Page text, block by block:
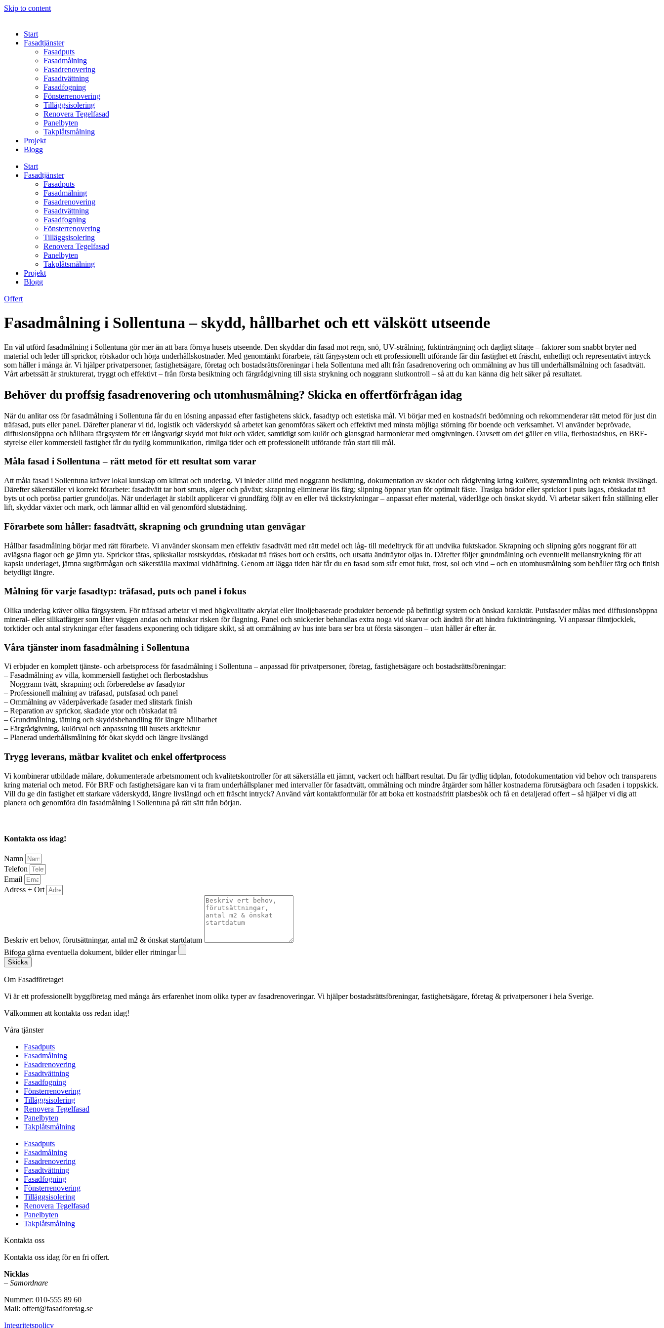
Skip to content
Start
Fasadtjänster
Fasadputs
Fasadmålning
Fasadrenovering
Fasadtvättning
Fasadfogning
Fönsterrenovering
Tilläggsisolering
Renovera Tegelfasad
Panelbyten
Takplåtsmålning
Projekt
Blogg
Start
Fasadtjänster
Fasadputs
Fasadmålning
Fasadrenovering
Fasadtvättning
Fasadfogning
Fönsterrenovering
Tilläggsisolering
Renovera Tegelfasad
Panelbyten
Takplåtsmålning
Projekt
Blogg
Offert
Fasadmålning i Sollentuna – skydd, hållbarhet och ett välskött utseende
En väl utförd fasadmålning i Sollentuna gör mer än att bara förnya husets utseende. Den skyddar din fasad mot regn, snö, UV-strålning, fuktinträngning och dagligt slitage – faktorer som snabbt bryter ned
material och leder till sprickor, rötskador och höga underhållskostnader. Med genomtänkt förarbete, rätt färgsystem och ett professionellt utförande får din fastighet ett fräscht, enhetligt och representativt intryck
som håller i många år. Vi hjälper privatpersoner, fastighetsägare, företag och bostadsrättsföreningar i hela Sollentuna med allt från fasadrenovering och ommålning av hus till underhållsmålning och fasadtvätt.
Vårt arbetssätt är strukturerat, tryggt och effektivt – från första besiktning och färgrådgivning till sista strykning och noggrann slutkontroll – så att du kan känna dig helt säker på resultatet.
Behöver du proffsig fasadrenovering och utomhusmålning? Skicka en offertförfrågan idag
När du anlitar oss för fasadmålning i Sollentuna får du en lösning anpassad efter fastighetens skick, fasadtyp och estetiska mål. Vi börjar med en kostnadsfri bedömning och rekommenderar rätt metod för just din
träfasad, puts eller panel. Därefter planerar vi tid, logistik och väderskydd så arbetet kan genomföras säkert och effektivt med minsta möjliga störning för boende och verksamhet. Vi använder beprövade,
diffusionsöppna och hållbara färgsystem för ett långvarigt skydd mot fukt och väder, samtidigt som kulör och glansgrad harmonierar med omgivningen. Oavsett om det gäller en villa, flerbostadshus, en BRF-
styrelse eller kommersiell fastighet får du tydlig kommunikation, rimliga tider och ett professionellt utförande från start till mål.
Måla fasad i Sollentuna – rätt metod för ett resultat som varar
Att måla fasad i Sollentuna kräver lokal kunskap om klimat och underlag. Vi inleder alltid med noggrann besiktning, dokumentation av skador och rådgivning kring kulörer, systemmålning och teknisk livslängd.
Därefter säkerställer vi korrekt förarbete: fasadtvätt tar bort smuts, alger och påväxt; skrapning eliminerar lös färg; slipning öppnar ytan för optimalt fäste. Trasiga brädor eller sprickor i puts lagas, rötskadat trä
byts ut och porösa partier grundoljas. När underlaget är stabilt applicerar vi grundfärg följt av en eller två täckstrykningar – anpassat efter material, väderläge och önskat skydd. Vi arbetar säkert från ställning eller
lift, skyddar växter och mark, och lämnar alltid en väl genomförd slutstädning.
Förarbete som håller: fasadtvätt, skrapning och grundning utan genvägar
Hållbar fasadmålning börjar med rätt förarbete. Vi använder skonsam men effektiv fasadtvätt med rätt medel och låg- till medeltryck för att undvika fuktskador. Skrapning och slipning görs noggrant för att
avlägsna flagor och ge jämn yta. Sprickor tätas, spikskallar rostskyddas, rötskadat trä fräses bort och ersätts, och utsatta ändträytor oljas in. Därefter följer grundmålning och eventuellt mellanstrykning för att
kapsla underlaget, jämna sugförmågan och säkerställa maximal vidhäftning. Genom att lägga tiden här får du en fasad som står emot fukt, frost, sol och vind – och en utomhusmålning som behåller färg och finish
betydligt längre.
Målning för varje fasadtyp: träfasad, puts och panel i fokus
Olika underlag kräver olika färgsystem. För träfasad arbetar vi med högkvalitativ akrylat eller linoljebaserade produkter beroende på befintligt system och önskad karaktär. Putsfasader målas med diffusionsöppna
mineral- eller silikatfärger som låter väggen andas och minskar risken för flagning. Panel och snickerier behandlas extra noga vid skarvar och ändträ för att hindra fuktinträngning. Vi anpassar filmtjocklek,
torktider och antal strykningar efter fasadens exponering och tidigare skikt, så att ommålning av hus inte bara ser bra ut första säsongen – utan håller år efter år.
Våra tjänster inom fasadmålning i Sollentuna
Vi erbjuder en komplett tjänste- och arbetsprocess för fasadmålning i Sollentuna – anpassad för privatpersoner, företag, fastighetsägare och bostadsrättsföreningar:
– Fasadmålning av villa, kommersiell fastighet och flerbostadshus
– Noggrann tvätt, skrapning och förberedelse av fasadytor
– Professionell målning av träfasad, putsfasad och panel
– Ommålning av väderpåverkade fasader med slitstark finish
– Reparation av sprickor, skadade ytor och rötskadat trä
– Grundmålning, tätning och skyddsbehandling för längre hållbarhet
– Färgrådgivning, kulörval och anpassning till husets arkitektur
– Planerad underhållsmålning för ökat skydd och längre livslängd
Trygg leverans, mätbar kvalitet och enkel offertprocess
Vi kombinerar utbildade målare, dokumenterade arbetsmoment och kvalitetskontroller för att säkerställa ett jämnt, vackert och hållbart resultat. Du får tydlig tidplan, fotodokumentation vid behov och transparens
kring material och metod. För BRF och fastighetsägare kan vi ta fram underhållsplaner med intervaller för fasadtvätt, ommålning och mindre åtgärder som håller kostnaderna förutsägbara och fasaden i toppskick.
Vill du ge din fastighet ett starkare väderskydd, längre livslängd och ett fräscht intryck? Använd vårt kontaktformulär för att boka ett kostnadsfritt platsbesök och få en detaljerad offert – så hjälper vi dig att
planera och genomföra din fasadmålning i Sollentuna på rätt sätt från början.
Kontakta oss idag!
Namn
Telefon
Email
Adress + Ort
Beskriv ert behov, förutsättningar, antal m2 & önskat startdatum
Bifoga gärna eventuella dokument, bilder eller ritningar
Skicka
Om Fasadföretaget
Vi är ett professionellt byggföretag med många års erfarenhet inom olika typer av fasadrenoveringar. Vi hjälper bostadsrättsföreningar, fastighetsägare, företag & privatpersoner i hela Sverige.
Välkommen att kontakta oss redan idag!
Våra tjänster
Fasadputs
Fasadmålning
Fasadrenovering
Fasadtvättning
Fasadfogning
Fönsterrenovering
Tilläggsisolering
Renovera Tegelfasad
Panelbyten
Takplåtsmålning
Fasadputs
Fasadmålning
Fasadrenovering
Fasadtvättning
Fasadfogning
Fönsterrenovering
Tilläggsisolering
Renovera Tegelfasad
Panelbyten
Takplåtsmålning
Kontakta oss
Kontakta oss idag för en fri offert.
Nicklas
– Samordnare
Nummer: 010-555 89 60
Mail: offert@fasadforetag.se
Integritetspolicy